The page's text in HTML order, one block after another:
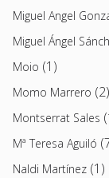
Miguel Angel
Miguel Ángel
Moio (1)
Momo Marrero (2)
Montserrat Sales
Mª Teresa Aguiló
Naldi Martínez (1)